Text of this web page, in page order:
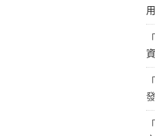
「
「
「